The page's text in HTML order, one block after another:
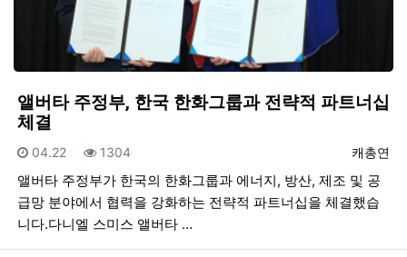
앨버타 주정부, 한국 한화그룹과 전략적 파트너십
체결
등록자
캐총연
등록일
04.22 조회
1304
앨버타 주정부가 한국의 한화그룹과 에너지, 방산, 제조 및 공
급망 분야에서 협력을 강화하는 전략적 파트너십을 체결했습
니다.다니엘 스미스 앨버타 …